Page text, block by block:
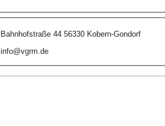
Bahnhofstraße 44 56330 Kobern-Gondorf
info@vgrm.de